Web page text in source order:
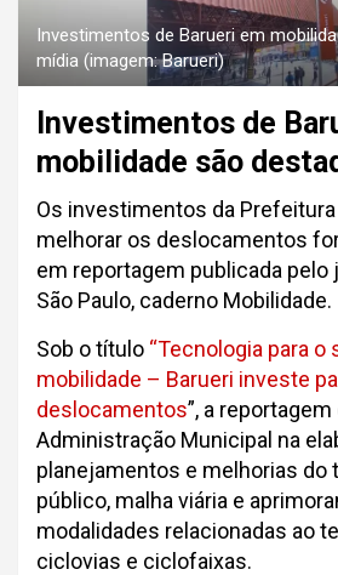
Investimentos de Barueri em
mídia (imagem: Barueri)
Investimentos de
mobilidade são
Os investimentos da Prefeitura
melhorar os deslocamentos
em reportagem publicada pelo
São Paulo, caderno Mobilidade.
Sob o título “Tecnologia para o
mobilidade – Barueri investe
deslocamentos”, a
Administração Municipal na
planejamentos e melhorias do
público, malha viária e
modalidades relacionadas ao
ciclovias e ciclofaixas.